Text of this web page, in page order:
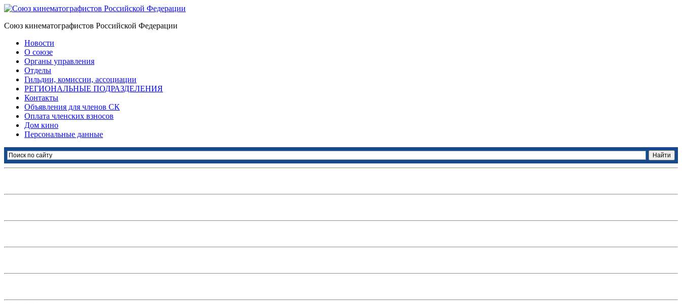
Союз кинематографистов Российской Федерации
Новости
О союзе
Органы управления
Отделы
Гильдии, комиссии, ассоциации
РЕГИОНАЛЬНЫЕ ПОДРАЗДЕЛЕНИЯ
Контакты
Объявления для членов СК
Оплата членских взносов
Дом кино
Персональные данные